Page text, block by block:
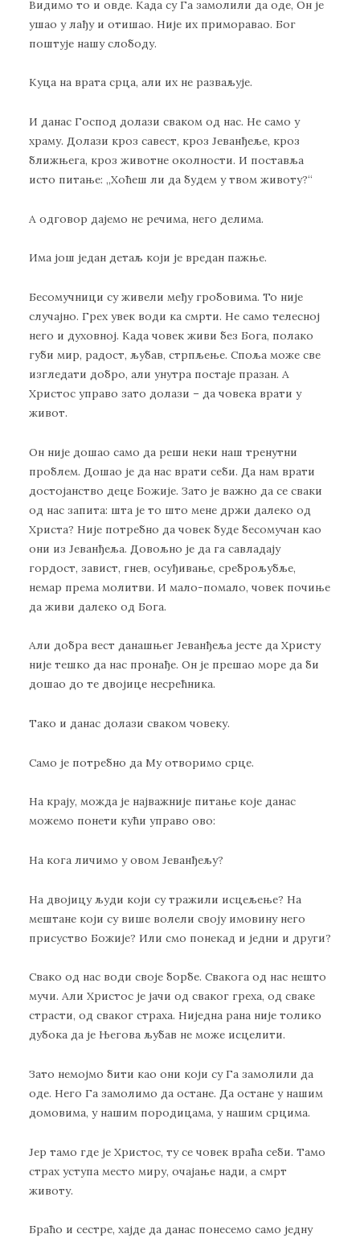
Видимо то и овде. Када су Га замолили да оде, Он је
ушао у лађу и отишао. Није их приморавао. Бог
поштује нашу слободу.
Куца на врата срца, али их не разваљује.
И данас Господ долази сваком од нас. Не само у
храму. Долази кроз савест, кроз Јеванђеље, кроз
ближњега, кроз животне околности. И поставља
исто питање: ,,Хоћеш ли да будем у твом животу?“
А одговор дајемо не речима, него делима.
Има још један детаљ који је вредан пажње.
Бесомучници су живели међу гробовима. То није
случајно. Грех увек води ка смрти. Не само телесној
него и духовној. Када човек живи без Бога, полако
губи мир, радост, љубав, стрпљење. Споља може све
изгледати добро, али унутра постаје празан. А
Христос управо зато долази – да човека врати у
живот.
Он није дошао само да реши неки наш тренутни
проблем. Дошао је да нас врати себи. Да нам врати
достојанство деце Божије. Зато је важно да се сваки
од нас запита: шта је то што мене држи далеко од
Христа? Није потребно да човек буде бесомучан као
они из Јеванђеља. Довољно је да га савладају
гордост, завист, гнев, осуђивање, среброљубље,
немар према молитви. И мало-помало, човек почиње
да живи далеко од Бога.
Али добра вест данашњег Јеванђеља јесте да Христу
није тешко да нас пронађе. Он је прешао море да би
дошао до те двојице несрећника.
Тако и данас долази сваком човеку.
Само је потребно да Му отворимо срце.
На крају, можда је најважније питање које данас
можемо понети кући управо ово:
На кога личимо у овом Јеванђељу?
На двојицу људи који су тражили исцељење? На
мештане који су више волели своју имовину него
присуство Божије? Или смо понекад и једни и други?
Свако од нас води своје борбе. Свакога од нас нешто
мучи. Али Христос је јачи од сваког греха, од сваке
страсти, од сваког страха. Ниједна рана није толико
дубока да је Његова љубав не може исцелити.
Зато немојмо бити као они који су Га замолили да
оде. Него Га замолимо да остане. Да остане у нашим
домовима, у нашим породицама, у нашим срцима.
Јер тамо где је Христос, ту се човек враћа себи. Тамо
страх уступа место миру, очајање нади, а смрт
животу.
Браћо и сестре, хајде да данас понесемо само једну